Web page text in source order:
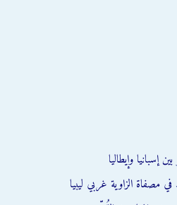
وإيطاليا
مصفاة الزاوية غربي ليبيا